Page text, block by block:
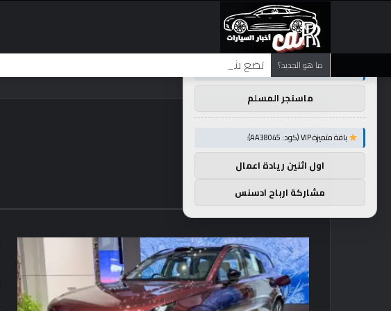
ما هو الجديد؟ تضع شركة BMW منافستها من الفئة G في حالة انتظار مع وصول الرياح المعاكسة في الصين إلى موطنها
توصيات :
باقة متميزة VIP (كود: AA26790):
ماسنجر المسلم
باقة متميزة VIP (كود: AA38045):
اول اثنين ريادة اعمال
مشاركة ارباح ادسنس